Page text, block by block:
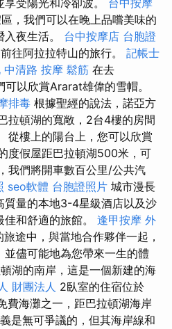
受陽光和冷卻波。 台中按摩
，我們可以在晚上品嚐美味的
夜生活。 台中按摩店 台胞證
往阿拉拉特山的旅行。 記帳士
中清路 按摩 鬆筋 在去
以欣賞Ararat雄偉的雪帽。
排毒 根據聖經的說法，諾亞方
拉頓湖的寬敞，2台4樓的房間
從樓上的陽台上，您可以欣賞
度假屋距巴拉頓湖500米，可
我們將開車數百公里/公共汽
seo軟體 台胞證照片 城市漫長
質量的本地3-4星級酒店以及沙
和舒適的旅館。 逢甲按摩 外
途中，與當地合作夥伴一起，
儘可能地為您帶來一生的體
湖的南岸，這是一個新建的海
財團法人 2臥室的住宿位於
海灘之一，距巴拉頓湖海岸
是無可爭議的，但其海岸線和